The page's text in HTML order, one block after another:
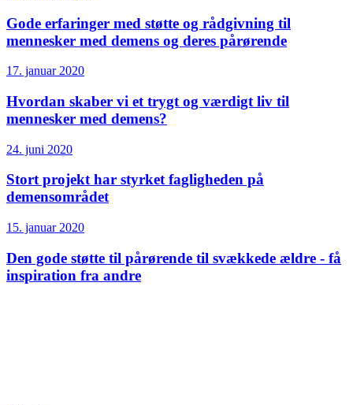
Gode erfaringer med støtte og rådgivning til
mennesker med demens og deres pårørende
17. januar 2020
Hvordan skaber vi et trygt og værdigt liv til
mennesker med demens?
24. juni 2020
Stort projekt har styrket fagligheden på
demensområdet
15. januar 2020
Den gode støtte til pårørende til svækkede ældre - få
inspiration fra andre